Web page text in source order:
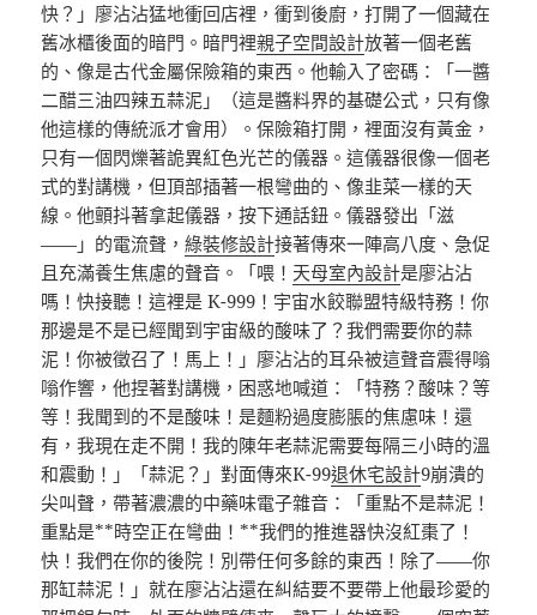
快？」廖沾沾猛地衝回店裡，衝到後廚，打開了一個藏在
舊冰櫃後面的暗門。暗門裡親子空間設計放著一個老舊
的、像是古代金屬保險箱的東西。他輸入了密碼：「一醬
二醋三油四辣五蒜泥」（這是醬料界的基礎公式，只有像
他這樣的傳統派才會用）。保險箱打開，裡面沒有黃金，
只有一個閃爍著詭異紅色光芒的儀器。這儀器很像一個老
式的對講機，但頂部插著一根彎曲的、像韭菜一樣的天
線。他顫抖著拿起儀器，按下通話鈕。儀器發出「滋
——」的電流聲，綠裝修設計接著傳來一陣高八度、急促
且充滿養生焦慮的聲音。「喂！ 天母室內設計是廖沾沾
嗎！快接聽！這裡是 K-999！宇宙水餃聯盟特級特務！你
那邊是不是已經聞到宇宙級的酸味了？我們需要你的蒜
泥！你被徵召了！馬上！」廖沾沾的耳朵被這聲音震得嗡
嗡作響，他捏著對講機，困惑地喊道：「特務？酸味？等
等！我聞到的不是酸味！是麵粉過度膨脹的焦慮味！還
有，我現在走不開！我的陳年老蒜泥需要每隔三小時的溫
和震動！」「蒜泥？」對面傳來K-99退休宅設計9崩潰的
尖叫聲，帶著濃濃的中藥味電子雜音：「重點不是蒜泥！
重點是**時空正在彎曲！**我們的推進器快沒紅棗了！
快！我們在你的後院！別帶任何多餘的東西！除了——你
那缸蒜泥！」就在廖沾沾還在糾結要不要帶上他最珍愛的